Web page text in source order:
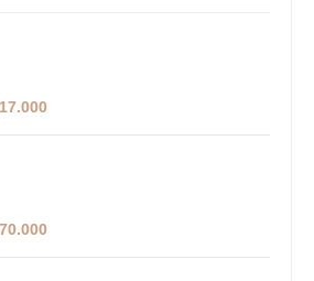
لتحجز مكانك في هذا المشروع الفريد
الطبيعة والراحة في كارغيجاك،$ - 217.000 $
$ - 370.000 $